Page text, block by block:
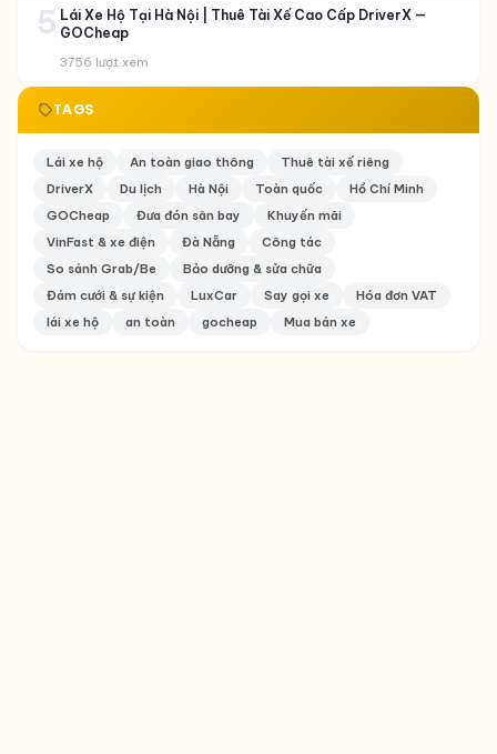
5 Lái Xe Hộ Tại Hà Nội | Thuê Tài Xế Cao Cấp DriverX —
GOCheap
3756 lượt xem
TAGS
Lái xe hộ An toàn giao thông
Thuê tài xế riêng
DriverX
Du lịch Hà Nội Toàn quốc
Hồ Chí Minh
GOCheap
Đưa đón sân bay
Khuyến mãi
VinFast & xe điện
Đà Nẵng
Công tác
So sánh Grab/Be
Bảo dưỡng & sửa chữa
Đám cưới & sự kiện
LuxCar Say gọi xe
Hóa đơn VAT
lái xe hộ
an toàn gocheap Mua bán xe